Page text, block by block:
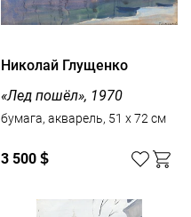
Николай Глущенко
«Лед пошёл», 1970
бумага, акварель, 51 x 72 см
3 500 $